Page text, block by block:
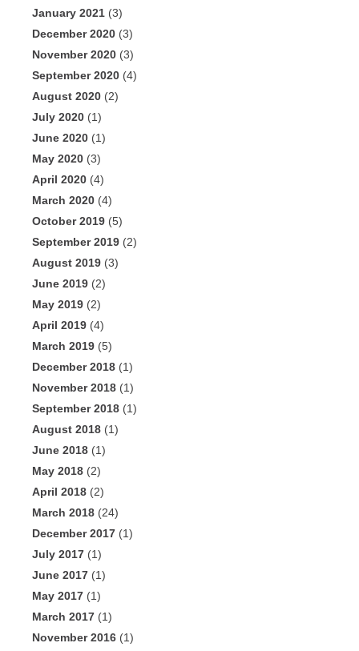
January 2021 (3)
December 2020 (3)
November 2020 (3)
September 2020 (4)
August 2020 (2)
July 2020 (1)
June 2020 (1)
May 2020 (3)
April 2020 (4)
March 2020 (4)
October 2019 (5)
September 2019 (2)
August 2019 (3)
June 2019 (2)
May 2019 (2)
April 2019 (4)
March 2019 (5)
December 2018 (1)
November 2018 (1)
September 2018 (1)
August 2018 (1)
June 2018 (1)
May 2018 (2)
April 2018 (2)
March 2018 (24)
December 2017 (1)
July 2017 (1)
June 2017 (1)
May 2017 (1)
March 2017 (1)
November 2016 (1)